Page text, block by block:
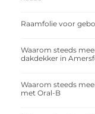
Raamfolie voor
Waarom steeds
dakdekker in
Waarom steeds
met Oral-B